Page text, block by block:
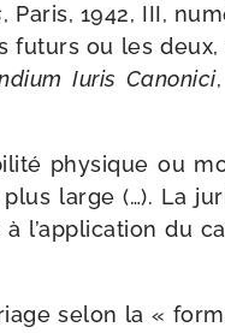
, Paris, 1942, III,
futurs ou les
Iuris Canonici
phy­sique ou
large (…). La
l’application du
selon la «